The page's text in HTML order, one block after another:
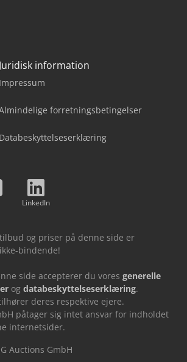
Juridisk information
Impressum
forretningsbetingelser
Databeskyttelseserklæring
LinkedIn
og priser på denne side er
bindende!
side accepterer du vores generelle
og databeskyttelseserklæring.
deres respektive ejere.
påtager sig intet ansvar for indholdet
internetsider.
Auctions GmbH